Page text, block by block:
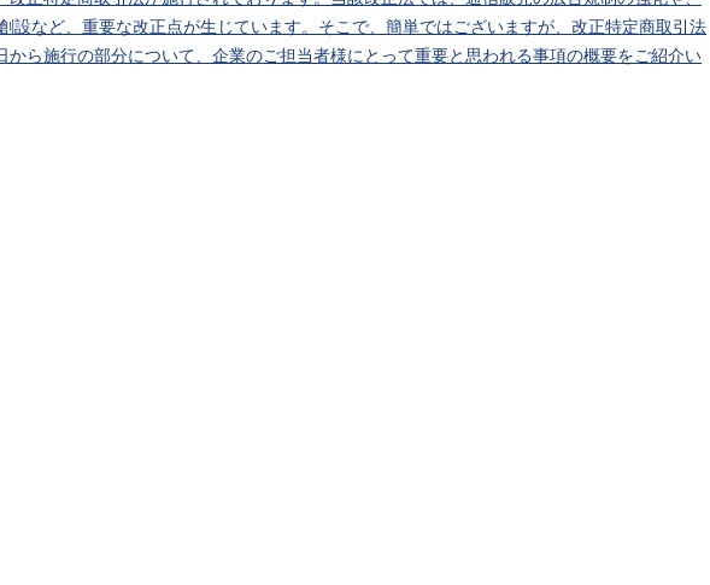
設など、重要な改正点が生じています。そこで、簡単ではございますが、改正特定商取引法
から施行の部分について、企業のご担当者様にとって重要と思われる事項の概要をご紹介い